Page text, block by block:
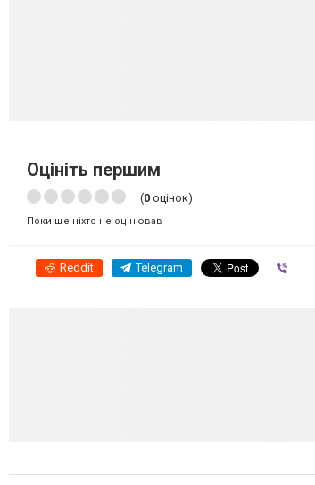
Оцініть першим
(0 оцінок)
Поки ще ніхто не оцінював
Reddit Telegram